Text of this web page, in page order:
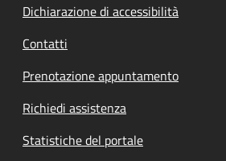
Dichiarazione di accessibilità
Contatti
Prenotazione appuntamento
Richiedi assistenza
Statistiche del portale